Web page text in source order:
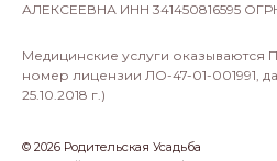
АЛЕКСЕЕВНА ИНН 341450816595
Медицинские услуги
номер лицензии ЛО-47-01-001991,
25.10.2018 г.)
© 2026 Родительская Усадьба